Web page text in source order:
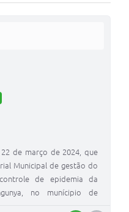
de março de 2024, que
Municipal de gestão do
de epidemia da
no munícipio de